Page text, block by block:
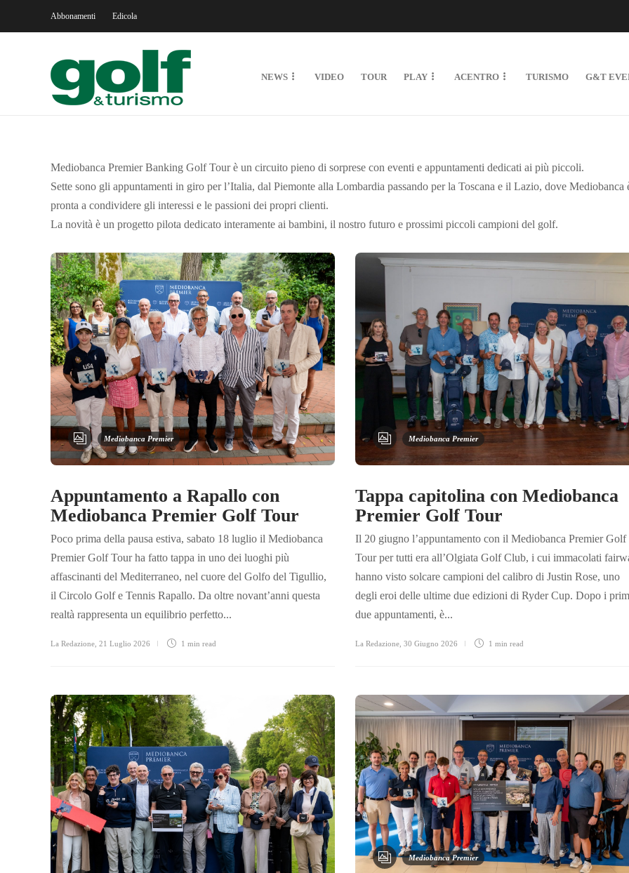
Abbonamenti Edicola
NEWS VIDEO TOUR PLAY ACENTRO TURISMO G&T
Mediobanca Premier Banking Golf Tour è un circuito pieno di sorprese con eventi e appuntamenti dedicati ai più piccoli.
Sette sono gli appuntamenti in giro per l’Italia, dal Piemonte alla Lombardia passando per la Toscana e il Lazio, dove Mediobanca
pronta a condividere gli interessi e le passioni dei propri clienti.
La novità è un progetto pilota dedicato interamente ai bambini, il nostro futuro e prossimi piccoli campioni del golf.
Mediobanca Premier
Appuntamento a Rapallo con
Mediobanca Premier Golf Tour
Poco prima della pausa estiva, sabato 18 luglio il Mediobanca
Premier Golf Tour ha fatto tappa in uno dei luoghi più
affascinanti del Mediterraneo, nel cuore del Golfo del Tigullio,
il Circolo Golf e Tennis Rapallo. Da oltre novant’anni questa
realtà rappresenta un equilibrio perfetto...
La Redazione 21 Luglio 2026 1 min read
Mediobanca Premier
Tappa capitolina con Mediobanca
Premier Golf Tour
Il 20 giugno l’appuntamento con il Mediobanca Premier Golf
Tour per tutti era all’Olgiata Golf Club, i cui immacolati
hanno visto solcare campioni del calibro di Justin Rose, uno
degli eroi delle ultime due edizioni di Ryder Cup. Dopo i
due appuntamenti, è...
La Redazione 30 Giugno 2026 1 min read
Mediobanca Premier